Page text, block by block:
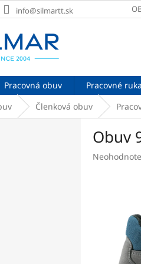
info@silmartt.sk
Pracovná obuv Pracovné
Členková obuv
Obuv
Priemerné
hviezdičiek.